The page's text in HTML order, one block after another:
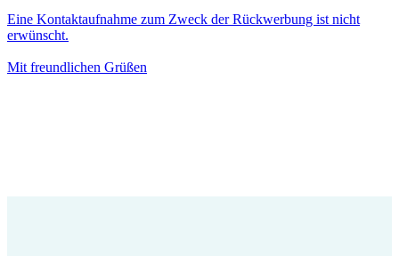
Eine Kontaktaufnahme zum Zweck der Rückwerbung ist nicht
erwünscht.
Mit freundlichen Grüßen